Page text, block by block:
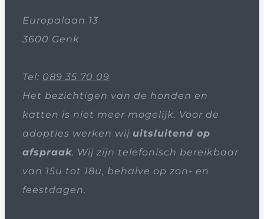
Europalaan 13
3600 Genk
Tel: 089 35 70 09
Het bezichtigen van de honden en
katten is niet meer mogelijk. Voor de
adopties werken wij uitsluitend op
afspraak. Wij zijn telefonisch bereikbaar
van 15u tot 18u, behalve op zon- en
feestdagen.